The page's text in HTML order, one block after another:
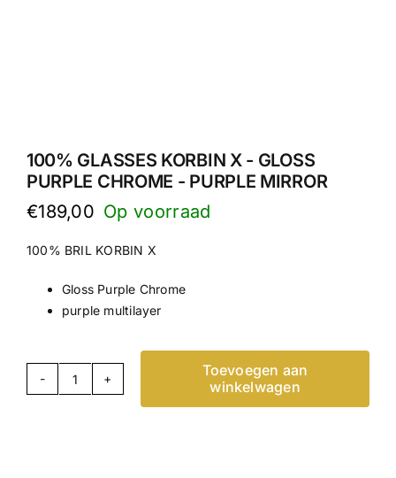
100% GLASSES KORBIN X - GLOSS
PURPLE CHROME - PURPLE MIRROR
€189,00
100% BRIL KORBIN X
Gloss Purple Chrome
purple multilayer
100%
Toevoegen aan
winkelwagen